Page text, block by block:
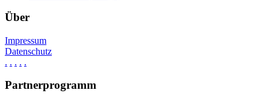
Über
Impressum
Datenschutz
. . . . .
Partnerprogramm